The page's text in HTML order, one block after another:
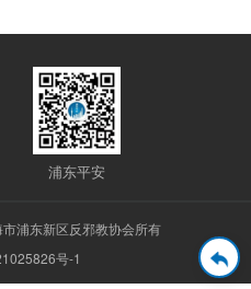
浦东平安
浦东新区反邪教协会所有
号-1